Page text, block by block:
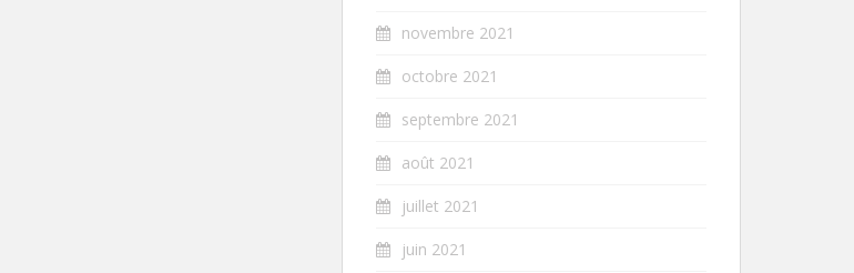
novembre 2021
octobre 2021
septembre 2021
août 2021
juillet 2021
juin 2021